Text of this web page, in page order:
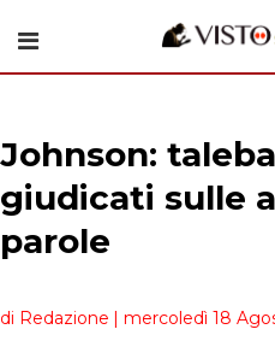
Johnson:
giudicati sulle
parole
di Redazione | mercoledì 18